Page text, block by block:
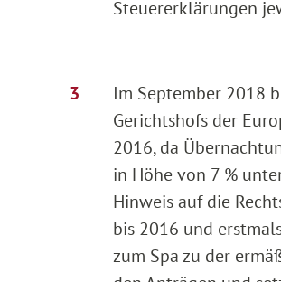
Steuererklärungen
Im September 2018
Gerichtshofs der
2016, da
in Höhe von 7 %
Hinweis auf die
bis 2016 und
zum Spa zu der